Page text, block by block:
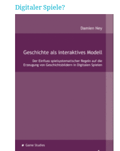
Digitaler Spiele?